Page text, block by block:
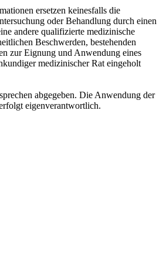
ersetzen keinesfalls die
oder Behandlung durch einen
andere qualifizierte medizinische
Beschwerden, bestehenden
zur Eignung und Anwendung eines
medizinischer Rat eingeholt
abgegeben. Die Anwendung der
eigenverantwortlich.